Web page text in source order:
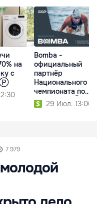
на
с
Ⓟ
Bomba -
официальный
партнёр
Национального
чемпионата по
Триатлону Ⓟ
29 Июл. 13:00
7 979